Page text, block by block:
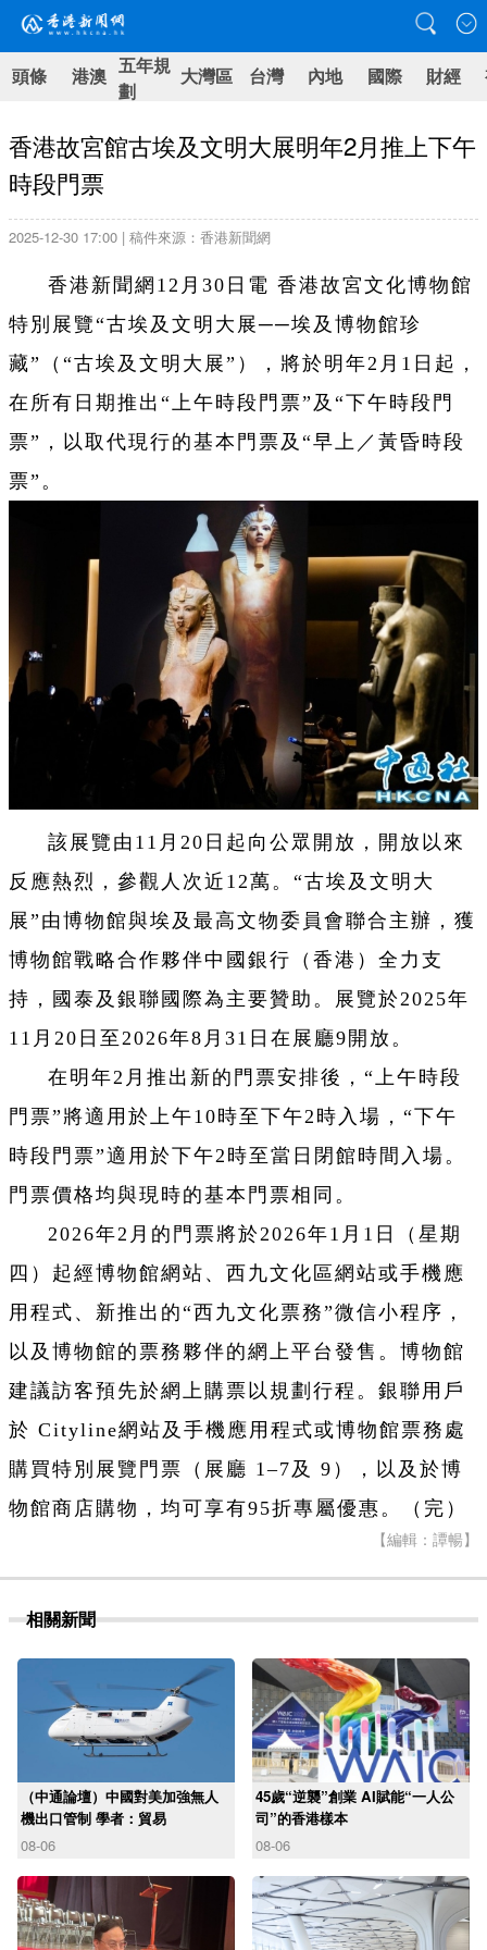
頭條 港澳 五年規
劃
大灣區 台灣 內地 國際 財經
香港故宮館古埃及文明大展明年2月推上下午
時段門票
2025-12-30 17:00 | 稿件來源：香港新聞網
香港新聞網12月30日電 香港故宮文化博物館
特別展覽“古埃及文明大展──埃及博物館珍
藏”（“古埃及文明大展”），將於明年2月1日起，
在所有日期推出“上午時段門票”及“下午時段門
票”，以取代現行的基本門票及“早上／黃昏時段
票”。
該展覽由11月20日起向公眾開放，開放以來
反應熱烈，參觀人次近12萬。“古埃及文明大
展”由博物館與埃及最高文物委員會聯合主辦，獲
博物館戰略合作夥伴中國銀行（香港）全力支
持，國泰及銀聯國際為主要贊助。展覽於2025年
11月20日至2026年8月31日在展廳9開放。
在明年2月推出新的門票安排後，“上午時段
門票”將適用於上午10時至下午2時入場，“下午
時段門票”適用於下午2時至當日閉館時間入場。
門票價格均與現時的基本門票相同。
2026年2月的門票將於2026年1月1日（星期
四）起經博物館網站、西九文化區網站或手機應
用程式、新推出的“西九文化票務”微信小程序，
以及博物館的票務夥伴的網上平台發售。博物館
建議訪客預先於網上購票以規劃行程。銀聯用戶
於 Cityline網站及手機應用程式或博物館票務處
購買特別展覽門票（展廳 1–7及 9），以及於博
物館商店購物，均可享有95折專屬優惠。（完）
【編輯：譚暢】
相關新聞
（中通論壇）中國對美加強無人
機出口管制 學者：貿易
08-06
45歲“逆襲”創業 AI賦能“一人公
司”的香港樣本
08-06